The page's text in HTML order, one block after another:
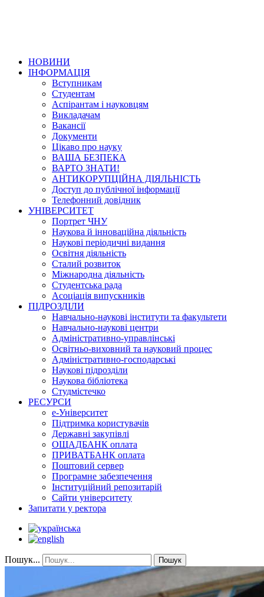
НОВИНИ
ІНФОРМАЦІЯ
Вступникам
Студентам
Аспірантам і науковцям
Викладачам
Вакансії
Документи
Цікаво про науку
ВАША БЕЗПЕКА
ВАРТО ЗНАТИ!
АНТИКОРУПЦІЙНА ДІЯЛЬНІСТЬ
Доступ до публічної інформації
Телефонний довідник
УНІВЕРСИТЕТ
Портрет ЧНУ
Наукова й інноваційна діяльність
Наукові періодичні видання
Освітня діяльність
Сталий розвиток
Міжнародна діяльність
Студентська рада
Асоціація випускників
ПІДРОЗДІЛИ
Навчально-наукові інститути та факультети
Навчально-наукові центри
Адміністративно-управлінські
Освітньо-виховний та науковий процес
Адміністративно-господарські
Наукові підрозділи
Наукова бібліотека
Студмістечко
РЕСУРСИ
е-Університет
Підтримка користувачів
Державні закупівлі
ОЩАДБАНК оплата
ПРИВАТБАНК оплата
Поштовий сервер
Програмне забезпечення
Інституційний репозитарій
Сайти університету
Запитати у ректора
Пошук... Пошук